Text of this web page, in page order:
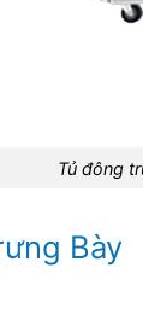
Tủ đông
Bày